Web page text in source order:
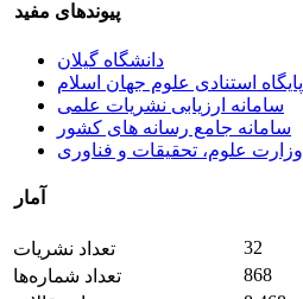
پیوندهای مفید
دانشگاه گیلان
پایگاه استنادی علوم جهان اسلام
سامانه ارزیابی نشریات علمی
سامانه جامع رسانه های کشور
وزارت علوم، تحقیقات و فناوری
آمار
تعداد نشریات
32
تعداد شماره‌ها
868